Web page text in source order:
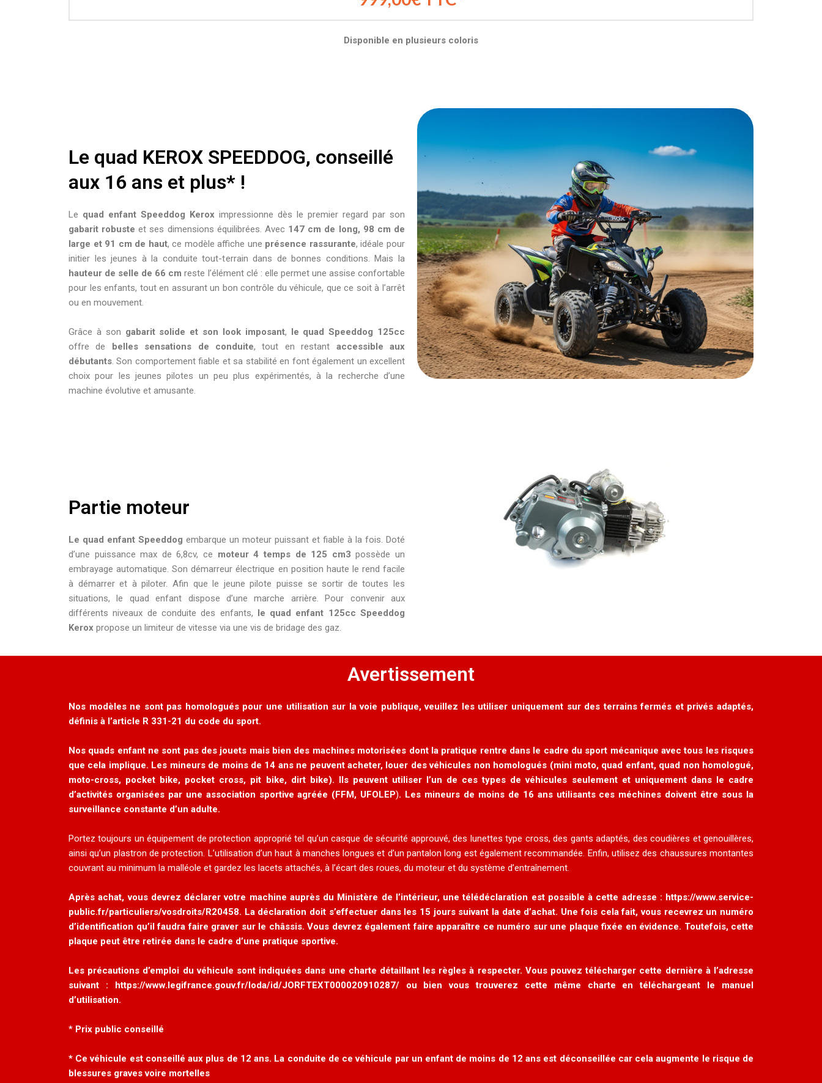
Disponible en plusieurs coloris
Le quad KEROX SPEEDDOG, conseillé
aux 16 ans et plus* !
Le quad enfant Speeddog Kerox impressionne dès le premier regard par son
gabarit robuste et ses dimensions équilibrées. Avec 147 cm de long, 98 cm de
large et 91 cm de haut, ce modèle affiche une présence rassurante, idéale pour
initier les jeunes à la conduite tout-terrain dans de bonnes conditions. Mais la
hauteur de selle de 66 cm reste l’élément clé : elle permet une assise confortable
pour les enfants, tout en assurant un bon contrôle du véhicule, que ce soit à l’arrêt
ou en mouvement.
Grâce à son gabarit solide et son look imposant, le quad Speeddog 125cc
offre de belles sensations de conduite, tout en restant accessible aux
débutants. Son comportement fiable et sa stabilité en font également un excellent
choix pour les jeunes pilotes un peu plus expérimentés, à la recherche d’une
machine évolutive et amusante.
Partie moteur
Le quad enfant Speeddog embarque un moteur puissant et fiable à la fois. Doté
d’une puissance max de 6,8cv, ce moteur 4 temps de 125 cm3 possède un
embrayage automatique. Son démarreur électrique en position haute le rend facile
à démarrer et à piloter. Afin que le jeune pilote puisse se sortir de toutes les
situations, le quad enfant dispose d’une marche arrière. Pour convenir aux
différents niveaux de conduite des enfants, le quad enfant 125cc Speeddog
Kerox propose un limiteur de vitesse via une vis de bridage des gaz.
Avertissement
Nos modèles ne sont pas homologués pour une utilisation sur la voie publique, veuillez les utiliser uniquement sur des terrains fermés et privés adaptés,
définis à l’article R 331-21 du code du sport.
Nos quads enfant ne sont pas des jouets mais bien des machines motorisées dont la pratique rentre dans le cadre du sport mécanique avec tous les risques
que cela implique. Les mineurs de moins de 14 ans ne peuvent acheter, louer des véhicules non homologués (mini moto, quad enfant, quad non homologué,
moto-cross, pocket bike, pocket cross, pit bike, dirt bike). Ils peuvent utiliser l’un de ces types de véhicules seulement et uniquement dans le cadre
d’activités organisées par une association sportive agréée (FFM, UFOLEP). Les mineurs de moins de 16 ans utilisants ces méchines doivent être sous la
surveillance constante d’un adulte.
Portez toujours un équipement de protection approprié tel qu’un casque de sécurité approuvé, des lunettes type cross, des gants adaptés, des coudières et genouillères,
ainsi qu’un plastron de protection. L’utilisation d’un haut à manches longues et d’un pantalon long est également recommandée. Enfin, utilisez des chaussures montantes
couvrant au minimum la malléole et gardez les lacets attachés, à l’écart des roues, du moteur et du système d’entraînement.
Après achat, vous devrez déclarer votre machine auprès du Ministère de l’intérieur, une télédéclaration est possible à cette adresse : https://www.service-
public.fr/particuliers/vosdroits/R20458. La déclaration doit s’effectuer dans les 15 jours suivant la date d’achat. Une fois cela fait, vous recevrez un numéro
d’identification qu’il faudra faire graver sur le châssis. Vous devrez également faire apparaître ce numéro sur une plaque fixée en évidence. Toutefois, cette
plaque peut être retirée dans le cadre d’une pratique sportive.
Les précautions d’emploi du véhicule sont indiquées dans une charte détaillant les règles à respecter. Vous pouvez télécharger cette dernière à l’adresse
suivant : https://www.legifrance.gouv.fr/loda/id/JORFTEXT000020910287/ou bien vous trouverez cette même charte en téléchargeant le manuel
d’utilisation.
* Prix public conseillé
* Ce véhicule est conseillé aux plus de 12 ans. La conduite de ce véhicule par un enfant de moins de 12 ans est déconseillée car cela augmente le risque de
blessures graves voire mortelles